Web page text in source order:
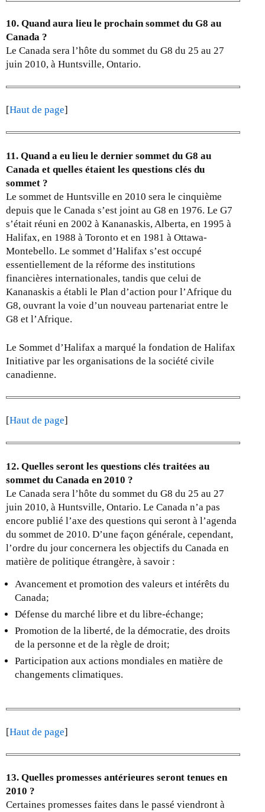
10. Quand aura lieu le prochain sommet du G8 au
Canada ?
Le Canada sera l’hôte du sommet du G8 du 25 au 27
juin 2010, à Huntsville, Ontario.
[Haut de page]
11. Quand a eu lieu le dernier sommet du G8 au
Canada et quelles étaient les questions clés du
sommet ?
Le sommet de Huntsville en 2010 sera le cinquième
depuis que le Canada s’est joint au G8 en 1976. Le G7
s’était réuni en 2002 à Kananaskis, Alberta, en 1995 à
Halifax, en 1988 à Toronto et en 1981 à Ottawa-
Montebello. Le sommet d’Halifax s’est occupé
essentiellement de la réforme des institutions
financières internationales, tandis que celui de
Kananaskis a établi le Plan d’action pour l’Afrique du
G8, ouvrant la voie d’un nouveau partenariat entre le
G8 et l’Afrique.
Le Sommet d’Halifax a marqué la fondation de Halifax
Initiative par les organisations de la société civile
canadienne.
[Haut de page]
12. Quelles seront les questions clés traitées au
sommet du Canada en 2010 ?
Le Canada sera l’hôte du sommet du G8 du 25 au 27
juin 2010, à Huntsville, Ontario. Le Canada n’a pas
encore publié l’axe des questions qui seront à l’agenda
du sommet de 2010. D’une façon générale, cependant,
l’ordre du jour concernera les objectifs du Canada en
matière de politique étrangère, à savoir :
Avancement et promotion des valeurs et intérêts du
Canada;
Défense du marché libre et du libre-échange;
Promotion de la liberté, de la démocratie, des droits
de la personne et de la règle de droit;
Participation aux actions mondiales en matière de
changements climatiques.
[Haut de page]
13. Quelles promesses antérieures seront tenues en
2010 ?
Certaines promesses faites dans le passé viendront à